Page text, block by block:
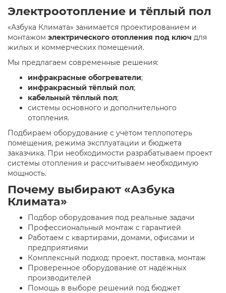
Электроотопление и тёплый пол
«Азбука Климата» занимается проектированием и
монтажом электрического отопления под ключ для
жилых и коммерческих помещений.
Мы предлагаем современные решения:
инфракрасные обогреватели;
инфракрасный тёплый пол;
кабельный тёплый пол;
системы основного и дополнительного
отопления.
Подбираем оборудование с учётом теплопотерь
помещения, режима эксплуатации и бюджета
заказчика. При необходимости разрабатываем проект
системы отопления и рассчитываем необходимую
мощность.
Почему выбирают «Азбука
Климата»
Подбор оборудования под реальные задачи
Профессиональный монтаж с гарантией
Работаем с квартирами, домами, офисами и
предприятиями
Комплексный подход: проект, поставка, монтаж
Проверенное оборудование от надёжных
производителей
Помощь в выборе решений под бюджет